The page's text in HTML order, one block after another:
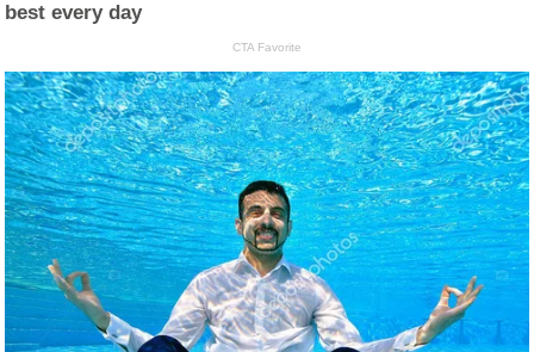
best every day
CTA Favorite